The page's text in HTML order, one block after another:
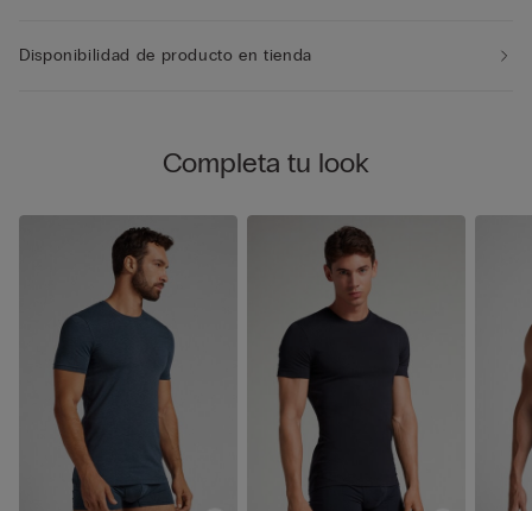
Disponibilidad de producto en tienda
Completa tu look